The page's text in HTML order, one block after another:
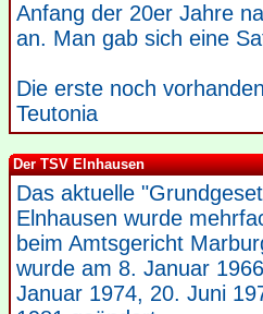
Anfang der 20er Jahre
an. Man gab sich eine
Die erste noch
Teutonia
Der TSV Elnhausen
Das aktuelle
Elnhausen wurde
beim Amtsgericht
wurde am 8. Januar
Januar 1974, 20. Juni